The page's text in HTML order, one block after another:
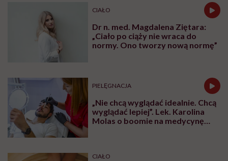
CIAŁO
Dr n. med. Magdalena Ziętara:
„Ciało po ciąży nie wraca do
normy. Ono tworzy nową normę”
PIELĘGNACJA
„Nie chcą wyglądać idealnie. Chcą
wyglądać lepiej”. Lek. Karolina
Molas o boomie na medycynę
CIAŁO